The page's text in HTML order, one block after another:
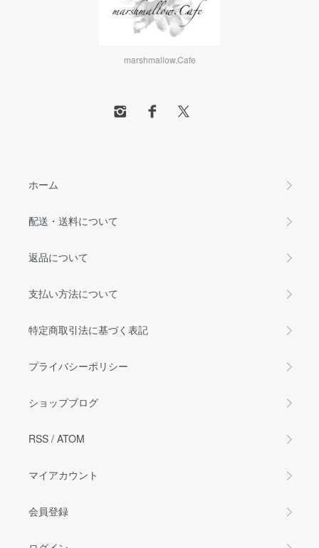
marshmallow.Cafe
ホーム
配送・送料について
返品について
支払い方法について
特定商取引法に基づく表記
プライバシーポリシー
ショップブログ
RSS / ATOM
マイアカウント
会員登録